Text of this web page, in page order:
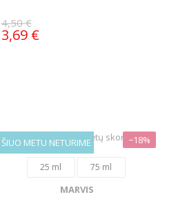
4,50 €
3,69 €
ŠIUO METU NETURIME −18%
25 ml 75 ml
MARVIS